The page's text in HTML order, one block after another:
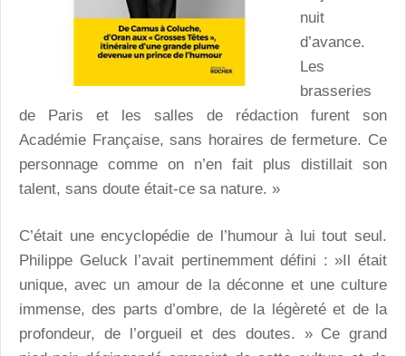
nuit
d’avance.
Les
brasseries
de Paris et les salles de rédaction furent son
Académie Française, sans horaires de fermeture. Ce
personnage comme on n’en fait plus distillait son
talent, sans doute était-ce sa nature. »
C’était une encyclopédie de l’humour à lui tout seul.
Philippe Geluck l’avait pertinemment défini : »Il était
unique, avec un amour de la déconne et une culture
immense, des parts d’ombre, de la légèreté et de la
profondeur, de l’orgueil et des doutes. » Ce grand